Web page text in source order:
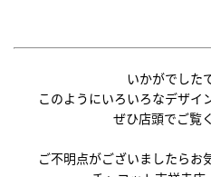
いかがでした
このようにいろいろなデザイ
ぜひ店頭でご覧
ご不明点がございましたらお